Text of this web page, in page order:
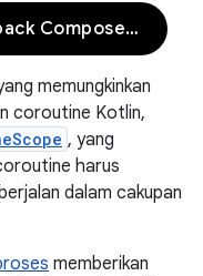
Konsep dan penerapan Jetpack Compose
memungkinkan
coroutine Kotlin,
, yang
harus
dalam cakupan
memberikan